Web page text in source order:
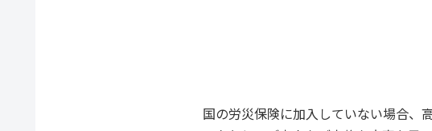
国の労災保険に加入していない場合、